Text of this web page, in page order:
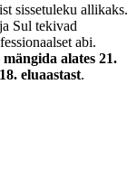
sissetuleku allikaks.
Sul tekivad
abi.
alates 21.
eluaastast.